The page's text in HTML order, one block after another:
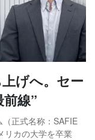
げへ。セー
線”
正式名称：SAFIE
リカの大学を卒業